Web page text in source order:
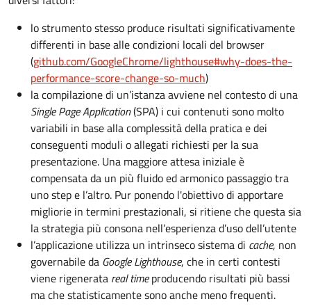
lo strumento stesso produce risultati significativamente
differenti in base alle condizioni locali del browser
(github.com/GoogleChrome/lighthouse#why-does-the-
performance-score-change-so-much)
la compilazione di un’istanza avviene nel contesto di una
Single Page Application(SPA) i cui contenuti sono molto
variabili in base alla complessità della pratica e dei
conseguenti moduli o allegati richiesti per la sua
presentazione. Una maggiore attesa iniziale è
compensata da un più fluido ed armonico passaggio tra
uno step e l’altro. Pur ponendo l'obiettivo di apportare
migliorie in termini prestazionali, si ritiene che questa sia
la strategia più consona nell’esperienza d’uso dell’utente
l’applicazione utilizza un intrinseco sistema di cache, non
governabile da Google Lighthouse, che in certi contesti
viene rigenerata real timeproducendo risultati più bassi
ma che statisticamente sono anche meno frequenti.